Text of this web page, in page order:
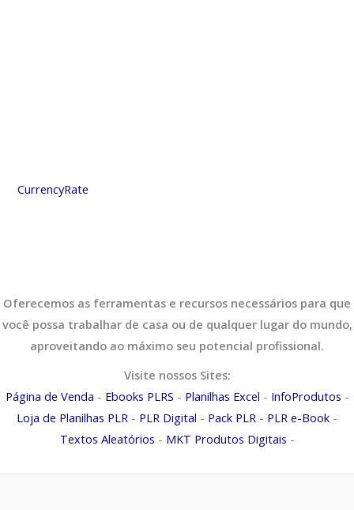
CurrencyRate
Oferecemos as ferramentas e recursos necessários para que
você possa trabalhar de casa ou de qualquer lugar do mundo,
aproveitando ao máximo seu potencial profissional.
Visite nossos Sites:
Página de Venda - Ebooks PLRS - Planilhas Excel - InfoProdutos -
Loja de Planilhas PLR - PLR Digital - Pack PLR - PLR e-Book -
Textos Aleatórios - MKT Produtos Digitais -